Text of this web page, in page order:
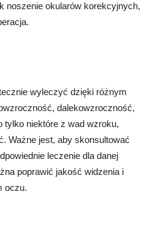
noszenie okularów korekcyjnych,
wyleczyć dzięki różnym
dalekowzroczność,
niektóre z wad wzroku,
Ważne jest, aby skonsultować
leczenie dla danej
poprawić jakość widzenia i
oczu.